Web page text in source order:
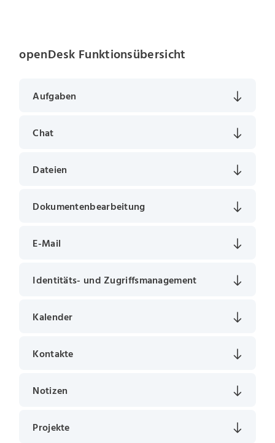
openDesk Funktionsübersicht
Aufgaben
Chat
Dateien
Dokumentenbearbeitung
E-Mail
Identitäts- und Zugriffsmanagement
Kalender
Kontakte
Notizen
Projekte